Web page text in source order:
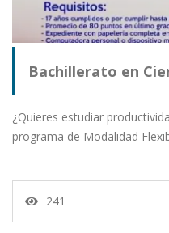
Bachillerato en
¿Quieres estudiar
programa de Modalidad
241